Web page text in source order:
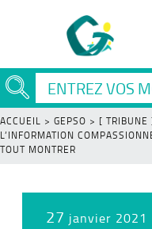
ACCUEIL > GEPSO > [ TRIBUNE
L’INFORMATION
TOUT MONTRER
27 janvier 2021